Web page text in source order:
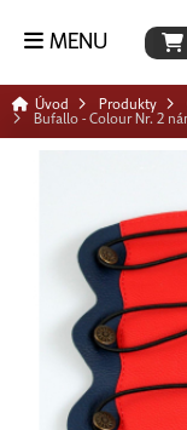
MENU
Úvod Produkty
Bufallo - Colour Nr. 2